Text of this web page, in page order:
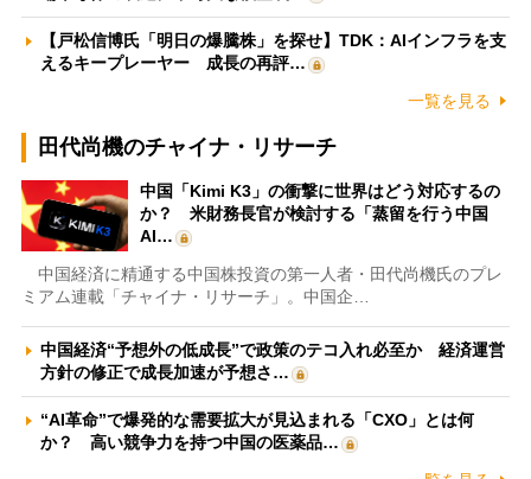
【戸松信博氏「明日の爆騰株」を探せ】TDK：AIインフラを支
えるキープレーヤー 成長の再評…
一覧を見る
田代尚機のチャイナ・リサーチ
中国「Kimi K3」の衝撃に世界はどう対応するの
か？ 米財務長官が検討する「蒸留を行う中国
AI…
中国経済に精通する中国株投資の第一人者・田代尚機氏のプレ
ミアム連載「チャイナ・リサーチ」。中国企…
中国経済“予想外の低成長”で政策のテコ入れ必至か 経済運営
方針の修正で成長加速が予想さ…
“AI革命”で爆発的な需要拡大が見込まれる「CXO」とは何
か？ 高い競争力を持つ中国の医薬品…